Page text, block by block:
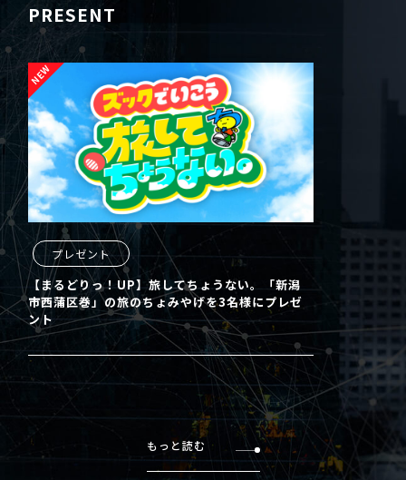
PRESENT
プレゼント
【まるどりっ！UP】旅してちょうない。「新潟
市西蒲区巻」の旅のちょみやげを3名様にプレゼ
ント
もっと読む